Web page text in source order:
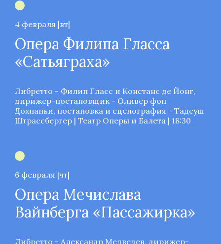
4 февраля |вт|
Опера Филипа Гласса
«Сатьяграха»
Либретто - Филип Гласс и Констанс де Йонг,
дирижер-постановщик - Оливер фон
Дохнаньи, постановка и сценография - Тадеуш
Штрассбергер | Театр Оперы и Балета | 18:30
6 февраля |чт|
Опера Мечислава
Вайнберга «Пассажирка»
Либретто - Александр Медведев, дирижер-